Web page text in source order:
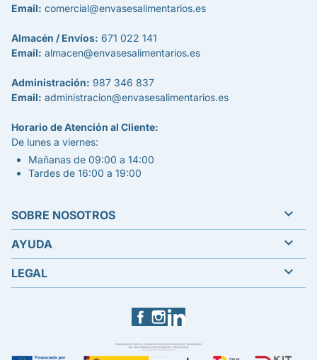
Facebook
Email: comercial@envasesalimentarios.es
Almacén / Envíos: 671 022 141
Email: almacen@envasesalimentarios.es
Administración: 987 346 837
Email: administracion@envasesalimentarios.es
Horario de Atención al Cliente:
De lunes a viernes:
Mañanas de 09:00 a 14:00
Tardes de 16:00 a 19:00
SOBRE NOSOTROS 
AYUDA 
LEGAL 